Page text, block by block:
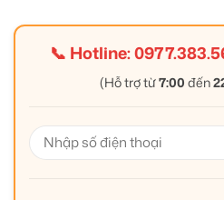
📞 Hotline:
(Hỗ trợ từ7:00 đến